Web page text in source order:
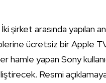
şirket arasında yapılan
ücretsiz bir Apple
yapan Sony
Resmi